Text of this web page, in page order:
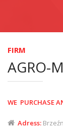
CONTACT
FIRM
AGRO-
WE PURCHASE
Adress: